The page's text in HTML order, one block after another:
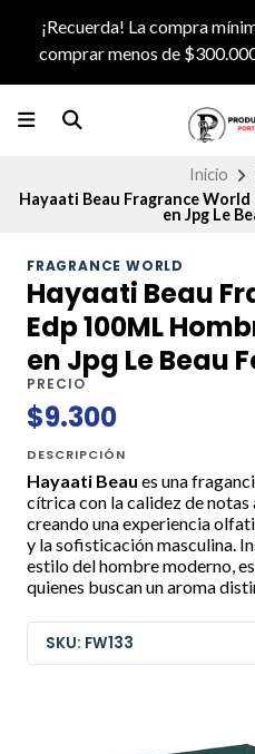
¡Recuerda! La compra
comprar menos de
Inicio
Hayaati Beau Fragrance
en Jpg Le
FRAGRANCE WORLD
Hayaati Beau
Edp 100ML
en Jpg Le Beau
PRECIO
$9.300
DESCRIPCIÓN
Hayaati Beau es una
cítrica con la calidez de notas
creando una experiencia
y la sofisticación masculina.
estilo del hombre moderno,
quienes buscan un aroma
SKU: FW133